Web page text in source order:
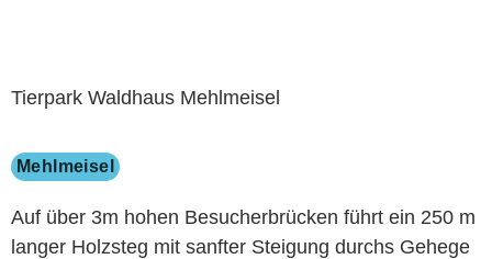
Tierpark Waldhaus Mehlmeisel
Mehlmeisel
Auf über 3m hohen Besucherbrücken führt ein 250 m
langer Holzsteg mit sanfter Steigung durchs Gehege